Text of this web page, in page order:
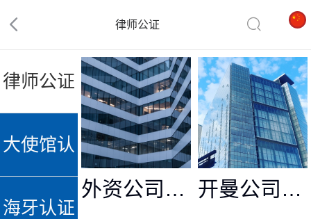
律师公证
律师公证
大使馆认
证
海牙认证
外资公司公证 开曼公司公证认证